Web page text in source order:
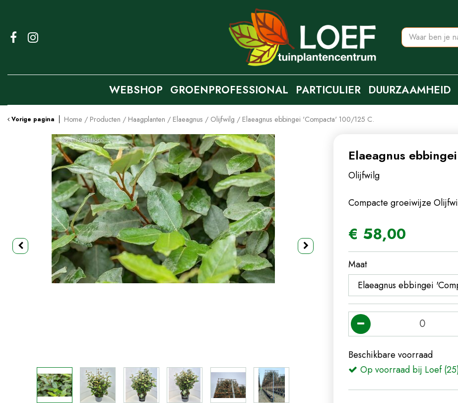
content
Vorige pagina Home Producten Haagplanten Elaeagnus / Olijfwilg Elaeagnus ebbingei 'Compacta' 100/125 C.
WEBSHOP GROENPROFESSIONAL PARTICULIER DUURZAAMHEID
Elaeagnus
Olijfwilg
Compacte groeiwijze
€ 58,00
Maat
Beschikbare voorraad
Op voorraad bij Loef